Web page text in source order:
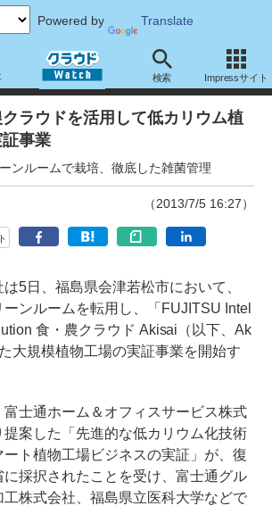
Powered by Translate
検索 Impressサイト
ラウドを活用して低カリウム植
事業
ンルームで栽培、徹底した雑菌管理
（2013/7/5 16:27）
5日、福島県会津若松市において、
ンルームを転用し、「FUJITSU Intel
食・農クラウド Akisai（以下、Ak
大規模植物工場の実証事業を開始す
士通ホーム＆オフィスサービス株式
案した「先進的な低カリウム化技術
ト植物工場ビジネスの実証」が、復
採択されたことを受け、富士通グル
株式会社、福島県立医科大学などで